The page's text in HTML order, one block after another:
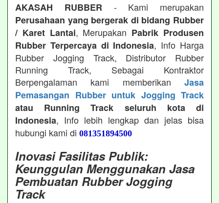
AKASAH RUBBER - Kami merupakan
Perusahaan yang bergerak di bidang Rubber
/ Karet Lantai, Merupakan Pabrik Produsen
Rubber Terpercaya di Indonesia, Info Harga
Rubber Jogging Track, Distributor Rubber
Running Track, Sebagai Kontraktor
Berpengalaman kami memberikan Jasa
Pemasangan Rubber untuk Jogging Track
atau Running Track seluruh kota di
Indonesia, Info lebih lengkap dan jelas bisa
hubungi kami di 081351894500
Inovasi Fasilitas Publik:
Keunggulan Menggunakan Jasa
Pembuatan Rubber Jogging
Track